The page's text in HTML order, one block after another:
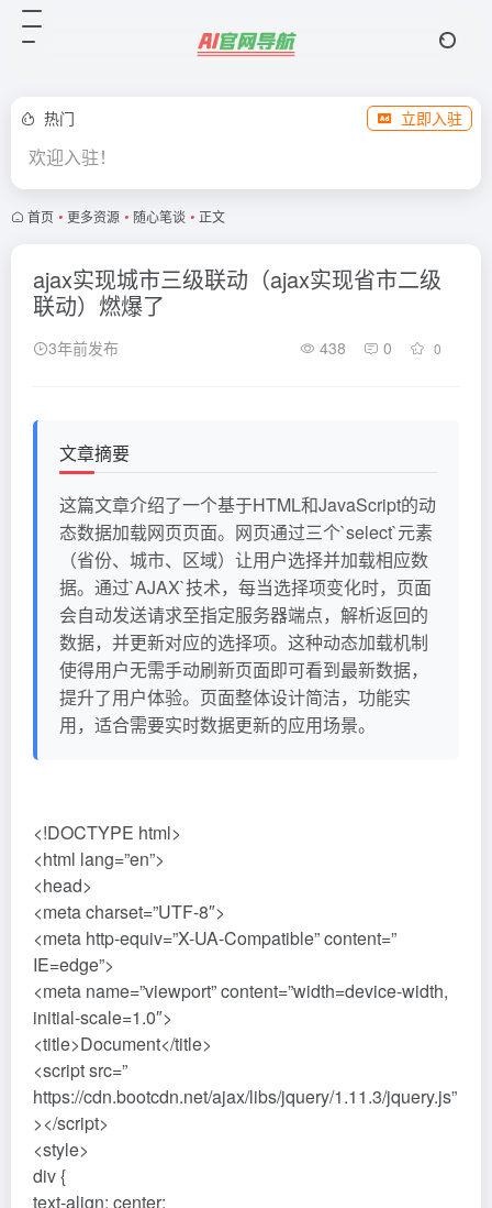
热门 立即入驻
欢迎入驻！
首页 • 更多资源 • 随心笔谈 • 正文
ajax实现城市三级联动（ajax实现省市二级
联动）燃爆了
3年前发布 438 0 0
文章摘要
这篇文章介绍了一个基于HTML和JavaScript的动
态数据加载网页页面。网页通过三个`select`元素
（省份、城市、区域）让用户选择并加载相应数
据。通过`AJAX`技术，每当选择项变化时，页面
会自动发送请求至指定服务器端点，解析返回的
数据，并更新对应的选择项。这种动态加载机制
使得用户无需手动刷新页面即可看到最新数据，
提升了用户体验。页面整体设计简洁，功能实
用，适合需要实时数据更新的应用场景。
<!DOCTYPE html>
<html lang=”en”>
<head>
<meta charset=”UTF-8″>
<meta http-equiv=”X-UA-Compatible” content=”
IE=edge”>
<meta name=”viewport” content=”width=device-width,
initial-scale=1.0″>
<title>Document</title>
<script src=”
https://cdn.bootcdn.net/ajax/libs/jquery/1.11.3/jquery.js”
></script>
<style>
div {
text-align: center;